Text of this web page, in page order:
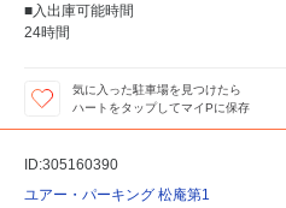
■入出庫可能時間
24時間
気に入った駐車場を見つけたら
ハートをタップしてマイPに保存
ID:305160390
ユアー・パーキング 松庵第1